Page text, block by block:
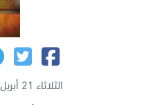
الثلاثاء 21 أبريل 2020 01:06 ص